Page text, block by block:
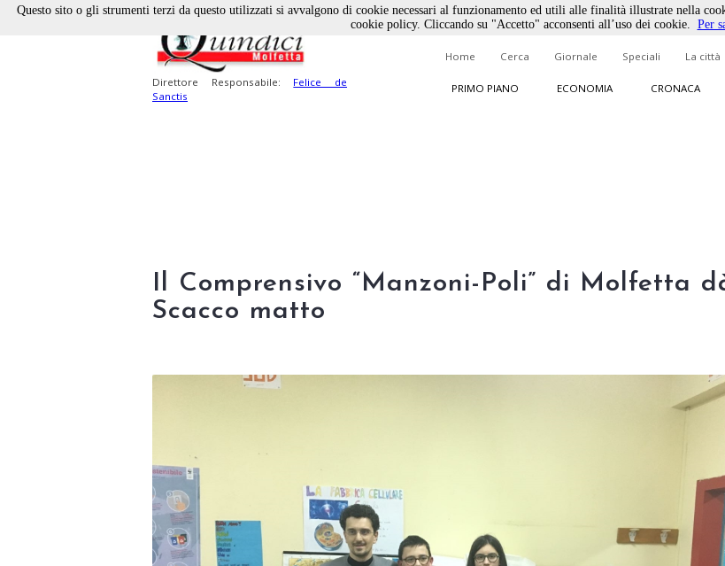
Direttore Responsabile: Felice de
Sanctis
Home Cerca Giornale Speciali La città
PRIMO PIANO ECONOMIA CRONACA
Il Comprensivo “Manzoni-Poli” di Molfetta
Scacco matto
Questo sito o gli strumenti terzi da questo utilizzati si avvalgono di cookie necessari al funzionamento ed utili alle finalità illustrate nella
cookie policy. Cliccando su "Accetto" acconsenti all’uso dei cookie. Per